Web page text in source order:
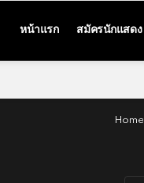
หน้าแรก สมัครนักแสดง
Home